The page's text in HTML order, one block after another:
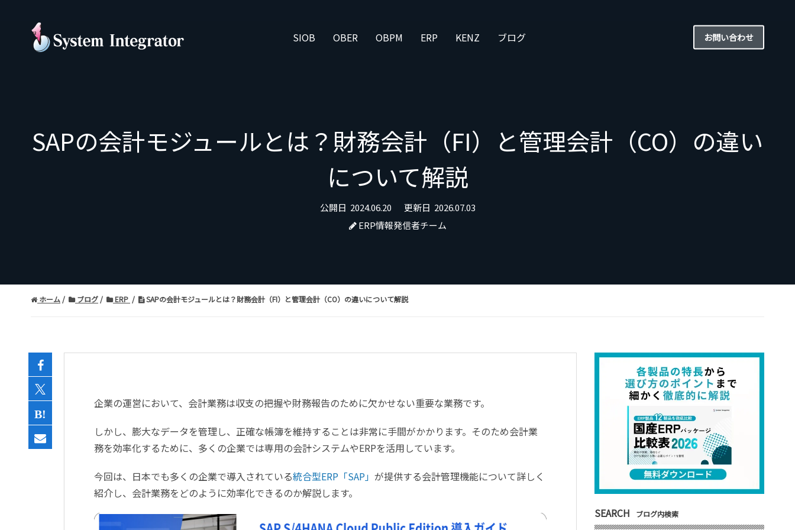
SIOB OBER OBPM ERP KENZ ブログ お問い合わせ
SAPの会計モジュールとは？財務会計（FI）と管理会計（CO）の違い
について解説
公開日 2024.06.20 更新日 2026.07.03
ERP情報発信者チーム
ホーム ブログ ERP SAPの会計モジュールとは？財務会計（FI）と管理会計（CO）の違いについて解説
企業の運営において、会計業務は収支の把握や財務報告のために欠かせない重要な業務です。
しかし、膨大なデータを管理し、正確な帳簿を維持することは非常に手間がかかります。そのため会計業
務を効率化するために、多くの企業では専用の会計システムやERPを活用しています。
今回は、日本でも多くの企業で導入されている統合型ERP「SAP」 が提供する会計管理機能について詳しく
紹介し、会計業務をどのように効率化できるのか解説します。
SEARCH
ブログ内検索